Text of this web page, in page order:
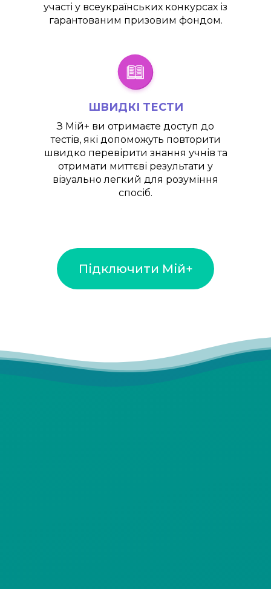
участі у всеукраїнських конкурсах із
гарантованим призовим фондом.
ШВИДКІ ТЕСТИ
З Мій+ ви отримаєте доступ до
тестів, які допоможуть повторити
швидко перевірити знання учнів та
отримати миттєві результати у
візуально легкий для розуміння
спосіб.
Підключити Мій+